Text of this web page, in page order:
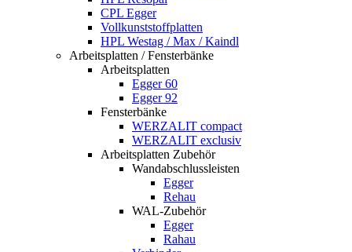
CPL Egger
Vollkunststoffplatten
HPL Westag / Max / Kaindl
Arbeitsplatten / Fensterbänke
Arbeitsplatten
Egger 60
Egger 92
Fensterbänke
WERZALIT compact
WERZALIT exclusiv
Arbeitsplatten Zubehör
Wandabschlussleisten
Egger
Rehau
WAL-Zubehör
Egger
Rahau